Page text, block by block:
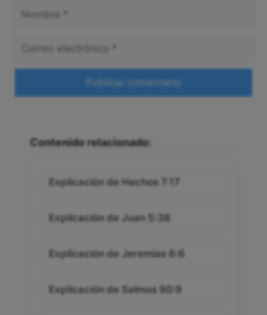
Contenido relacionado:
Explicación de Hechos 7:17
Explicación de Juan 5:38
Explicación de Jeremías 6:6
Explicación de Salmos 90:9